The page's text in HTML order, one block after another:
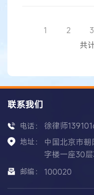
息，则将其汇编后
法律法规的禁止性
1 2 3
共
联系我们
电话： 徐律师
地址：
中国北京市
字楼一座30
邮编： 100020